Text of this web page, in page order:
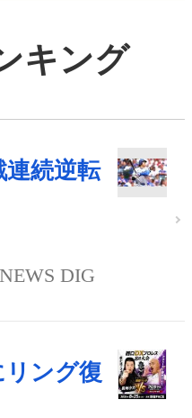
キング
連続逆転
DIG
リング復